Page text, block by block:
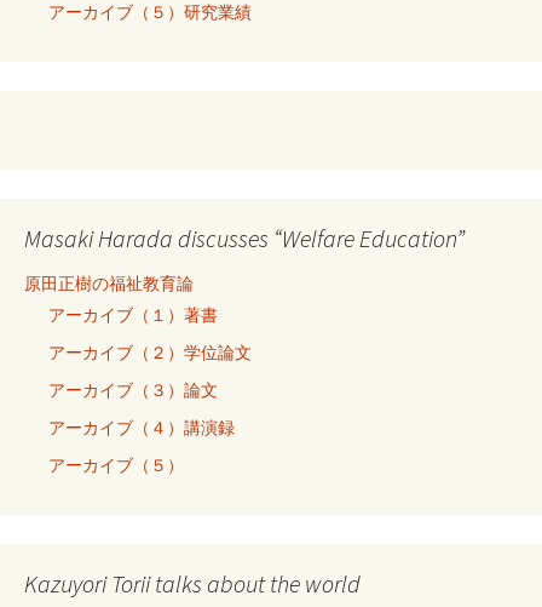
アーカイブ（５）研究業績
Masaki Harada discusses “Welfare Education”
原田正樹の福祉教育論
アーカイブ（１）著書
アーカイブ（２）学位論文
アーカイブ（３）論文
アーカイブ（４）講演録
アーカイブ（５）
Kazuyori Torii talks about the world